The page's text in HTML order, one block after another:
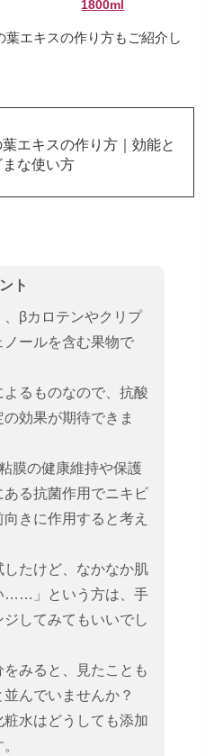
1800ml
エキスの作り方もご紹介し
エキスの作り方｜効能と
まな使い方
ト
、βカロテンやクリプ
ノールを含む果物で
るものなので、抗酸
効果が期待できま
膜の健康維持や保護
る抗菌作用でニキビ
きに作用すると考え
したけど、なかなか肌
……」という方は、手
してみてもいいでし
みると、見たことも
んでいませんか？
水はどうしても添加